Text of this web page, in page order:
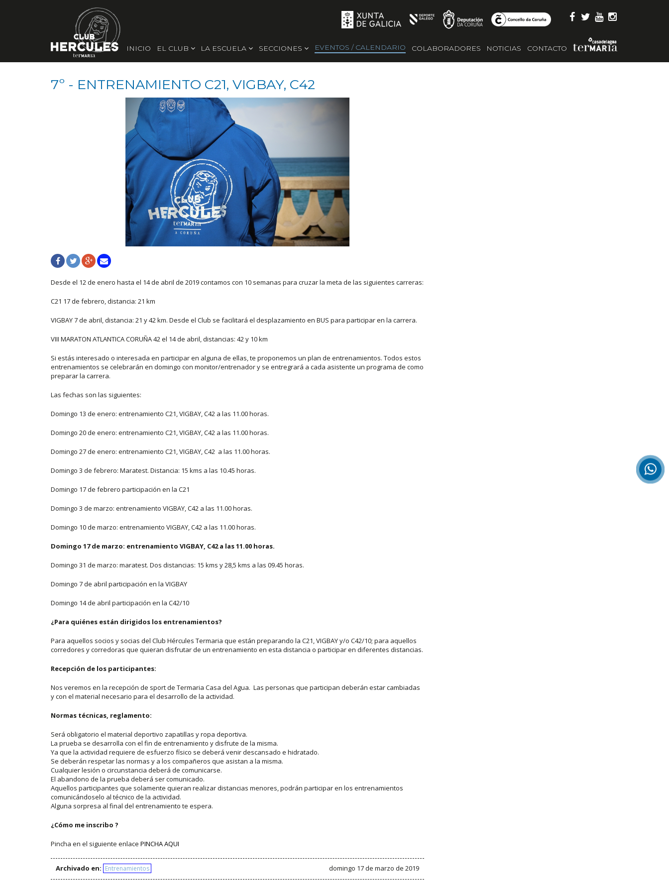
INICIO EL CLUB LA ESCUELA SECCIONES EVENTOS / CALENDARIO COLABORADORES NOTICIAS CONTACTO
7º - ENTRENAMIENTO C21, VIGBAY, C42
Desde el 12 de enero hasta el 14 de abril de 2019 contamos con 10 semanas para cruzar la meta de las siguientes carreras:
C21 17 de febrero, distancia: 21 km
VIGBAY 7 de abril, distancia: 21 y 42 km. Desde el Club se facilitará el desplazamiento en BUS para participar en la carrera.
VIII MARATON ATLANTICA CORUÑA 42 el 14 de abril, distancias: 42 y 10 km
Si estás interesado o interesada en participar en alguna de ellas, te proponemos un plan de entrenamientos. Todos estos
entrenamientos se celebrarán en domingo con monitor/entrenador y se entregrará a cada asistente un programa de como
preparar la carrera.
Las fechas son las siguientes:
Domingo 13 de enero: entrenamiento C21, VIGBAY, C42 a las 11.00 horas.
Domingo 20 de enero: entrenamiento C21, VIGBAY, C42 a las 11.00 horas.
Domingo 27 de enero: entrenamiento C21, VIGBAY, C42 a las 11.00 horas.
Domingo 3 de febrero: Maratest. Distancia: 15 kms a las 10.45 horas.
Domingo 17 de febrero participación en la C21
Domingo 3 de marzo: entrenamiento VIGBAY, C42 a las 11.00 horas.
Domingo 10 de marzo: entrenamiento VIGBAY, C42 a las 11.00 horas.
Domingo 17 de marzo: entrenamiento VIGBAY, C42 a las 11.00 horas.
Domingo 31 de marzo: maratest. Dos distancias: 15 kms y 28,5 kms a las 09.45 horas.
Domingo 7 de abril participación en la VIGBAY
Domingo 14 de abril participación en la C42/10
¿Para quiénes están dirigidos los entrenamientos?
Para aquellos socios y socias del Club Hércules Termaria que están preparando la C21, VIGBAY y/o C42/10; para aquellos
corredores y corredoras que quieran disfrutar de un entrenamiento en esta distancia o participar en diferentes distancias.
Recepción de los participantes:
Nos veremos en la recepción de sport de Termaria Casa del Agua. Las personas que participan deberán estar cambiadas
y con el material necesario para el desarrollo de la actividad.
Normas técnicas, reglamento:
Será obligatorio el material deportivo zapatillas y ropa deportiva.
La prueba se desarrolla con el fin de entrenamiento y disfrute de la misma.
Ya que la actividad requiere de esfuerzo físico se deberá venir descansado e hidratado.
Se deberán respetar las normas y a los compañeros que asistan a la misma.
Cualquier lesión o circunstancia deberá de comunicarse.
El abandono de la prueba deberá ser comunicado.
Aquellos participantes que solamente quieran realizar distancias menores, podrán participar en los entrenamientos
comunicándoselo al técnico de la actividad.
Alguna sorpresa al final del entrenamiento te espera.
¿Cómo me inscribo ?
Pincha en el siguiente enlace PINCHA AQUI
Archivado en: Entrenamientos domingo 17 de marzo de 2019